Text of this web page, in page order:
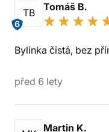
TB
6
Tomáš B.
Bylinka čistá, bez
před 6 lety
Martin K.